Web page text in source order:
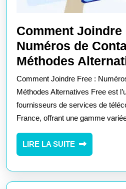
Comment Joindre
Numéros de
Méthodes
Comment Joindre Free :
Méthodes Alternatives Free est
fournisseurs de services de
France, offrant une gamme
LIRE LA SUITE
LIRE
LA